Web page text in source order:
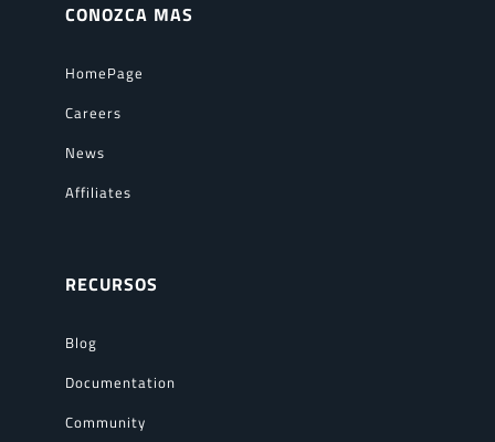
CONOZCA MAS
HomePage
Careers
News
Affiliates
RECURSOS
Blog
Documentation
Community